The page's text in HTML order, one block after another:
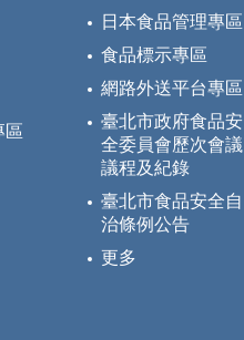
區
日本食品管理專區
食品標示專區
網路外送平台專區
臺北市政府食品安
全委員會歷次會議
議程及紀錄
臺北市食品安全自
治條例公告
更多